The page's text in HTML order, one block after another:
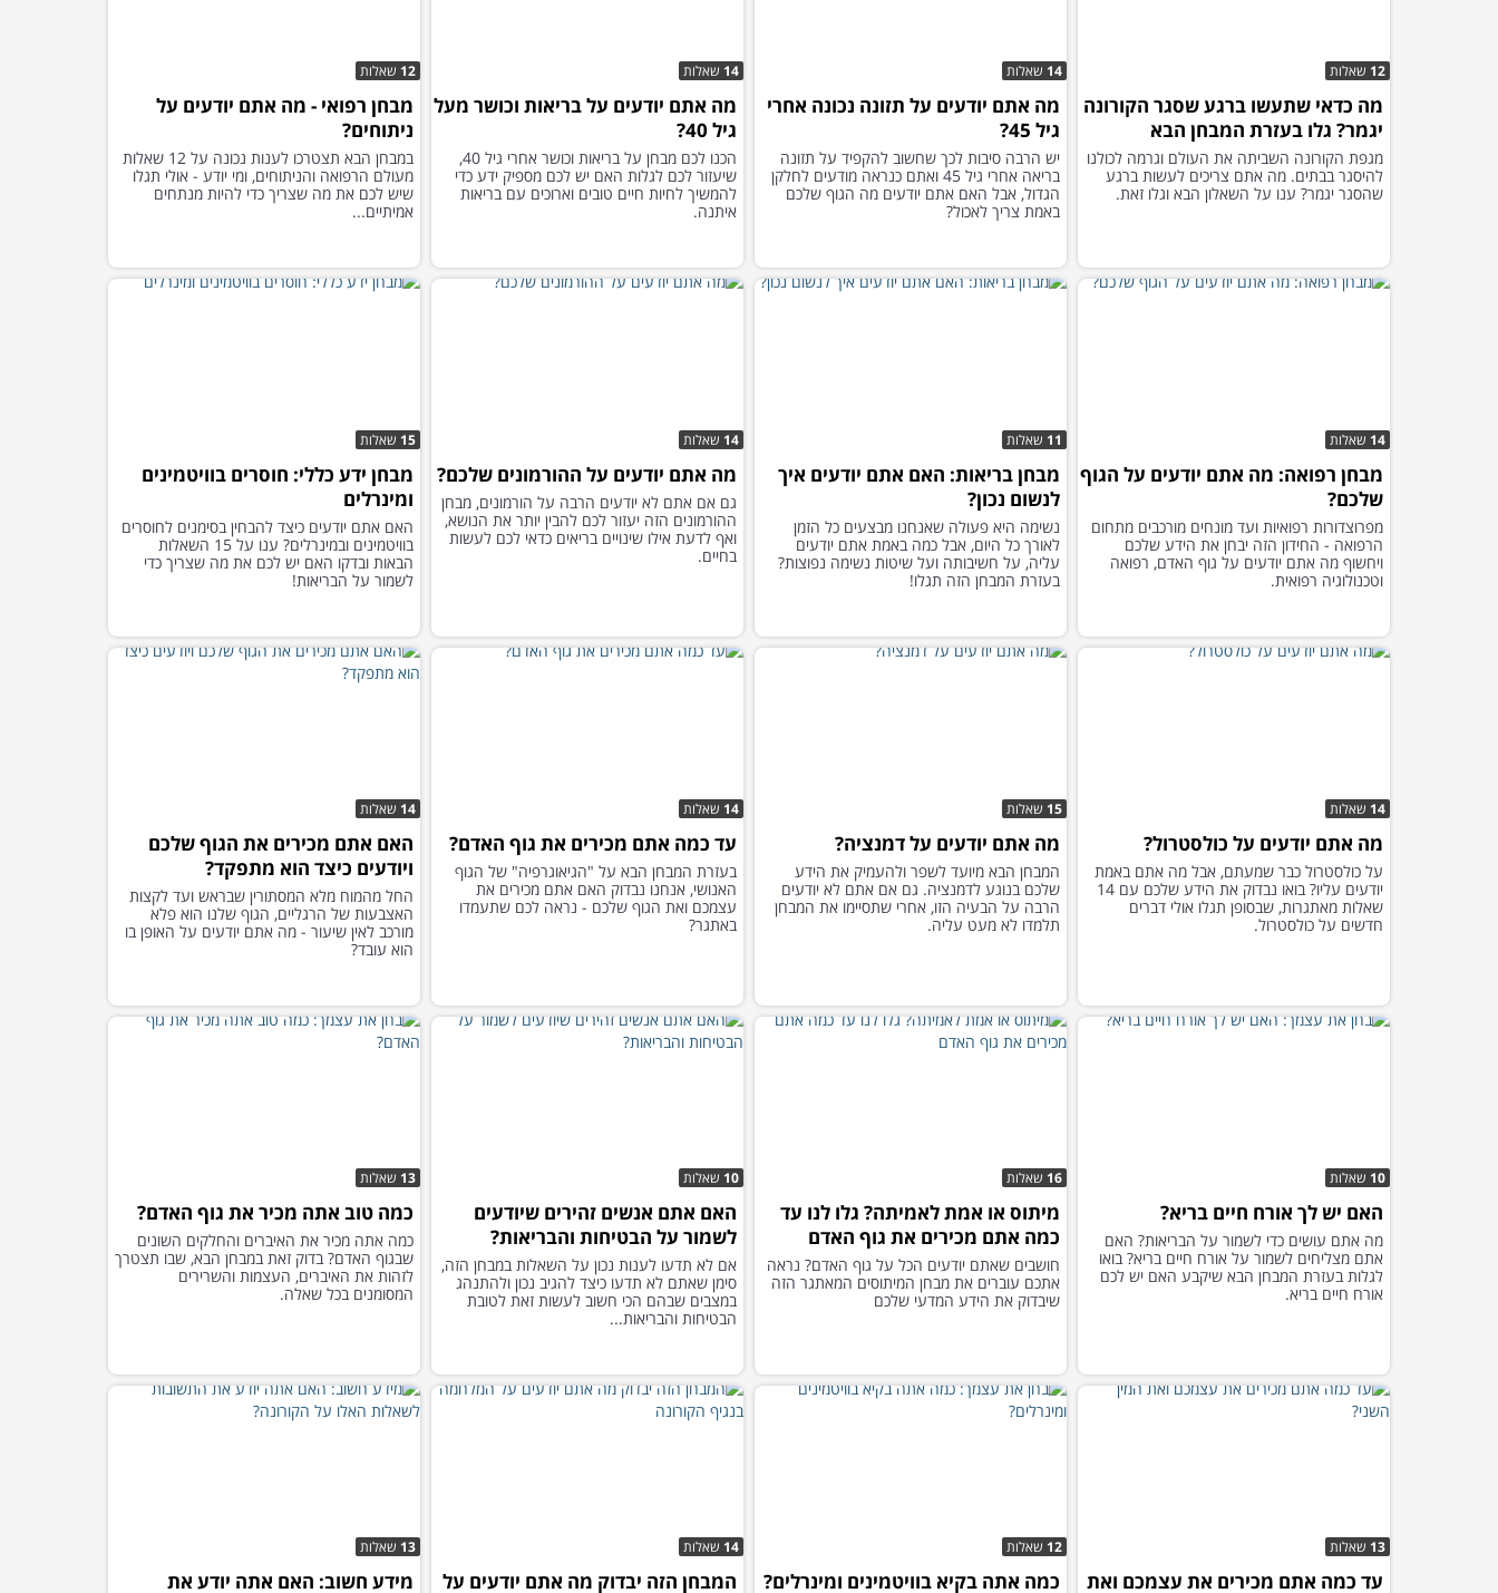
12 שאלות
מה כדאי שתעשו ברגע שסגר הקורונה
יגמר? גלו בעזרת המבחן הבא
מגפת הקורונה השביתה את העולם וגרמה לכולנו
להיסגר בבתים. מה אתם צריכים לעשות ברגע
שהסגר יגמר? ענו על השאלון הבא וגלו זאת.
14 שאלות
מה אתם יודעים על תזונה נכונה אחרי
גיל 45?
יש הרבה סיבות לכך שחשוב להקפיד על תזונה
בריאה אחרי גיל 45 ואתם כנראה מודעים לחלקן
הגדול, אבל האם אתם יודעים מה הגוף שלכם
באמת צריך לאכול?
14 שאלות
מה אתם יודעים על בריאות וכושר מעל
גיל 40?
הכנו לכם מבחן על בריאות וכושר אחרי גיל 40,
שיעזור לכם לגלות האם יש לכם מספיק ידע כדי
להמשיך לחיות חיים טובים וארוכים עם בריאות
איתנה.
12 שאלות
מבחן רפואי - מה אתם יודעים על
ניתוחים?
במבחן הבא תצטרכו לענות נכונה על 12 שאלות
מעולם הרפואה והניתוחים, ומי יודע - אולי תגלו
שיש לכם את מה שצריך כדי להיות מנתחים
אמיתיים...
14 שאלות
מבחן רפואה: מה אתם יודעים על הגוף
שלכם?
מפרוצדורות רפואיות ועד מונחים מורכבים מתחום
הרפואה - החידון הזה יבחן את הידע שלכם
ויחשוף מה אתם יודעים על גוף האדם, רפואה
וטכנולוגיה רפואית.
11 שאלות
מבחן בריאות: האם אתם יודעים איך
לנשום נכון?
נשימה היא פעולה שאנחנו מבצעים כל הזמן
לאורך כל היום, אבל כמה באמת אתם יודעים
עליה, על חשיבותה ועל שיטות נשימה נפוצות?
בעזרת המבחן הזה תגלו!
14 שאלות
מה אתם יודעים על ההורמונים שלכם?
גם אם אתם לא יודעים הרבה על הורמונים, מבחן
ההורמונים הזה יעזור לכם להבין יותר את הנושא,
ואף לדעת אילו שינויים בריאים כדאי לכם לעשות
בחיים.
15 שאלות
מבחן ידע כללי: חוסרים בוויטמינים
ומינרלים
האם אתם יודעים כיצד להבחין בסימנים לחוסרים
בוויטמינים ובמינרלים? ענו על 15 השאלות
הבאות ובדקו האם יש לכם את מה שצריך כדי
לשמור על הבריאות!
14 שאלות
מה אתם יודעים על כולסטרול?
על כולסטרול כבר שמעתם, אבל מה אתם באמת
יודעים עליו? בואו נבדוק את הידע שלכם עם 14
שאלות מאתגרות, שבסופן תגלו אולי דברים
חדשים על כולסטרול.
15 שאלות
מה אתם יודעים על דמנציה?
המבחן הבא מיועד לשפר ולהעמיק את הידע
שלכם בנוגע לדמנציה. גם אם אתם לא יודעים
הרבה על הבעיה הזו, אחרי שתסיימו את המבחן
תלמדו לא מעט עליה.
14 שאלות
עד כמה אתם מכירים את גוף האדם?
בעזרת המבחן הבא על "הגיאוגרפיה" של הגוף
האנושי, אנחנו נבדוק האם אתם מכירים את
עצמכם ואת הגוף שלכם - נראה לכם שתעמדו
באתגר?
14 שאלות
האם אתם מכירים את הגוף שלכם
ויודעים כיצד הוא מתפקד?
החל מהמוח מלא המסתורין שבראש ועד לקצות
האצבעות של הרגליים, הגוף שלנו הוא פלא
מורכב לאין שיעור - מה אתם יודעים על האופן בו
הוא עובד?
10 שאלות
האם יש לך אורח חיים בריא?
מה אתם עושים כדי לשמור על הבריאות? האם
אתם מצליחים לשמור על אורח חיים בריא? בואו
לגלות בעזרת המבחן הבא שיקבע האם יש לכם
אורח חיים בריא.
16 שאלות
מיתוס או אמת לאמיתה? גלו לנו עד
כמה אתם מכירים את גוף האדם
חושבים שאתם יודעים הכל על גוף האדם? נראה
אתכם עוברים את מבחן המיתוסים המאתגר הזה
שיבדוק את הידע המדעי שלכם
10 שאלות
האם אתם אנשים זהירים שיודעים
לשמור על הבטיחות והבריאות?
אם לא תדעו לענות נכון על השאלות במבחן הזה,
סימן שאתם לא תדעו כיצד להגיב נכון ולהתנהג
במצבים שבהם הכי חשוב לעשות זאת לטובת
הבטיחות והבריאות...
13 שאלות
כמה טוב אתה מכיר את גוף האדם?
כמה אתה מכיר את האיברים והחלקים השונים
שבגוף האדם? בדוק זאת במבחן הבא, שבו תצטרך
לזהות את האיברים, העצמות והשרירים
המסומנים בכל שאלה.
13 שאלות
עד כמה אתם מכירים את עצמכם ואת
12 שאלות
כמה אתה בקיא בוויטמינים ומינרלים?
14 שאלות
המבחן הזה יבדוק מה אתם יודעים על
13 שאלות
מידע חשוב: האם אתה יודע את